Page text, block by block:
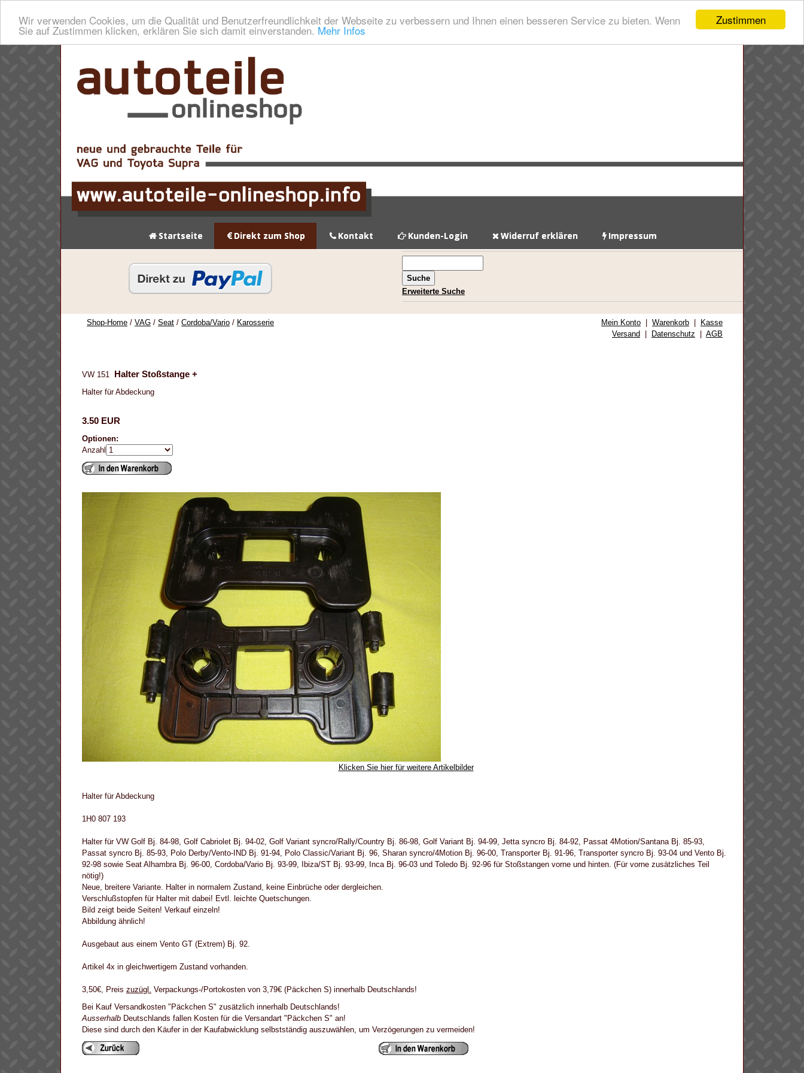
Zustimmen
Wir verwenden Cookies, um die Qualität und Benutzerfreundlichkeit der Webseite zu verbessern und Ihnen einen besseren Service zu bieten. Wenn
Sie auf Zustimmen klicken, erklären Sie sich damit einverstanden. Mehr Infos
Startseite Direkt zum Shop Kontakt Kunden-Login Widerruf erklären Impressum
Erweiterte Suche
Shop-Home / VAG / Seat / Cordoba/Vario / Karosserie Mein Konto Warenkorb
Kasse
Versand
Datenschutz AGB
VW 151 Halter Stoßstange +
Halter für Abdeckung
3.50 EUR
Optionen:
Anzahl
Klicken Sie hier für weitere Artikelbilder
Halter für Abdeckung
1H0 807 193
Halter für VW Golf Bj. 84-98, Golf Cabriolet Bj. 94-02, Golf Variant syncro/Rally/Country Bj. 86-98, Golf Variant Bj. 94-99, Jetta syncro Bj. 84-92, Passat 4Motion/Santana Bj. 85-93,
Passat syncro Bj. 85-93, Polo Derby/Vento-IND Bj. 91-94, Polo Classic/Variant Bj. 96, Sharan syncro/4Motion Bj. 96-00, Transporter Bj. 91-96, Transporter syncro Bj. 93-04 und Vento Bj.
92-98 sowie Seat Alhambra Bj. 96-00, Cordoba/Vario Bj. 93-99, Ibiza/ST Bj. 93-99, Inca Bj. 96-03 und Toledo Bj. 92-96 für Stoßstangen vorne und hinten. (Für vorne zusätzliches Teil
nötig!)
Neue, breitere Variante. Halter in normalem Zustand, keine Einbrüche oder dergleichen.
Verschlußstopfen für Halter mit dabei! Evtl. leichte Quetschungen.
Bild zeigt beide Seiten! Verkauf einzeln!
Abbildung ähnlich!
Ausgebaut aus einem Vento GT (Extrem) Bj. 92.
Artikel 4x in gleichwertigem Zustand vorhanden.
3,50€, Preis zuzügl. Verpackungs-/Portokosten von 3,79€ (Päckchen S) innerhalb Deutschlands!
Bei Kauf Versandkosten "Päckchen S" zusätzlich innerhalb Deutschlands!
Ausserhalb Deutschlands fallen Kosten für die Versandart "Päckchen S" an!
Diese sind durch den Käufer in der Kaufabwicklung selbstständig auszuwählen, um Verzögerungen zu vermeiden!